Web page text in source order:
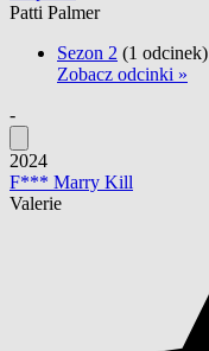
Patti Palmer
Sezon 2 (1 odcinek)
Zobacz odcinki »
-
2024
F*** Marry Kill
Valerie